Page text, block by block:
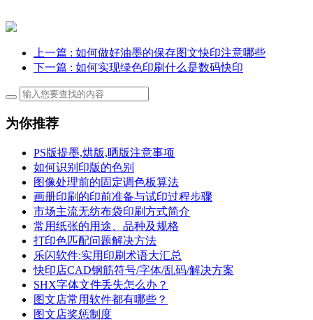
上一篇 : 如何做好油墨的保存图文快印注意哪些
下一篇 : 如何实现绿色印刷什么是数码快印
为你推荐
PS版提墨,烘版,晒版注意事项
如何识别印版的色别
图像处理前的固定调色板算法
画册印刷的印前准备与试印过程步骤
市场主流无纺布袋印刷方式简介
常用纸张的用途、品种及规格
打印色匹配问题解决方法
乐闪软件:实用印刷术语大汇总
快印店CAD钢筋符号/字体/乱码/解决方案
SHX字体文件丢失怎么办？
图文店常用软件都有哪些？
图文店奖惩制度